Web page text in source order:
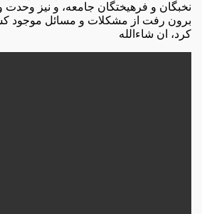
نخبگان و فرهیختگان جامعه، و نیز وحدت
برون رفت از مشکلات و مسائل موجود
کرد، ان شاءالله